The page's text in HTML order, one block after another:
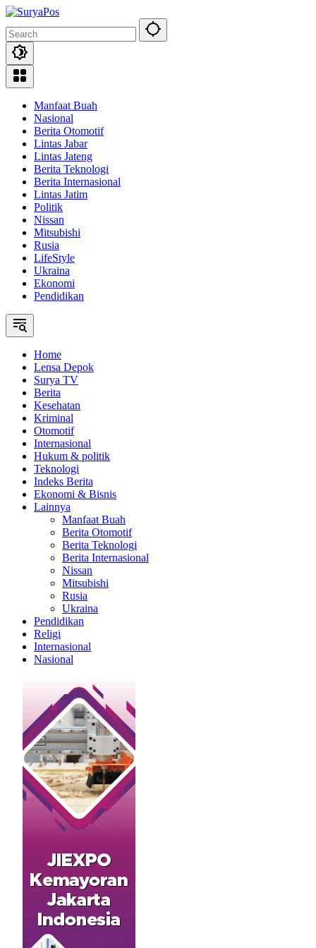
Skip
content
Manfaat Buah
Nasional
Berita Otomotif
Lintas Jabar
Lintas Jateng
Berita Teknologi
Berita Internasional
Lintas Jatim
Politik
Nissan
Mitsubishi
Rusia
LifeStyle
Ukraina
Ekonomi
Pendidikan
Home
Lensa Depok
Surya TV
Berita
Kesehatan
Kriminal
Otomotif
Internasional
Hukum & politik
Teknologi
Indeks Berita
Ekonomi & Bisnis
Lainnya
Manfaat Buah
Berita Otomotif
Berita Teknologi
Berita Internasional
Nissan
Mitsubishi
Rusia
Ukraina
Pendidikan
Religi
Internasional
Nasional